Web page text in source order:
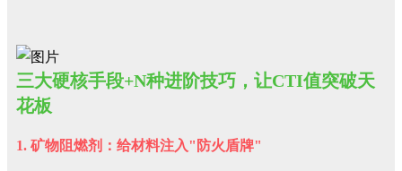
三大硬核手段+N种进阶技巧，让CTI值突破天
花板
1. 矿物阻燃剂：给材料注入"防火盾牌"